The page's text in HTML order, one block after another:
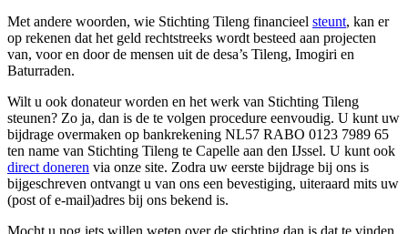
Met andere woorden, wie Stichting Tileng financieel steunt, kan er
op rekenen dat het geld rechtstreeks wordt besteed aan projecten
van, voor en door de mensen uit de desa’s Tileng, Imogiri en
Baturraden.
Wilt u ook donateur worden en het werk van Stichting Tileng
steunen? Zo ja, dan is de te volgen procedure eenvoudig. U kunt uw
bijdrage overmaken op bankrekening NL57 RABO 0123 7989 65
ten name van Stichting Tileng te Capelle aan den IJssel. U kunt ook
direct doneren via onze site. Zodra uw eerste bijdrage bij ons is
bijgeschreven ontvangt u van ons een bevestiging, uiteraard mits uw
(post of e-mail)adres bij ons bekend is.